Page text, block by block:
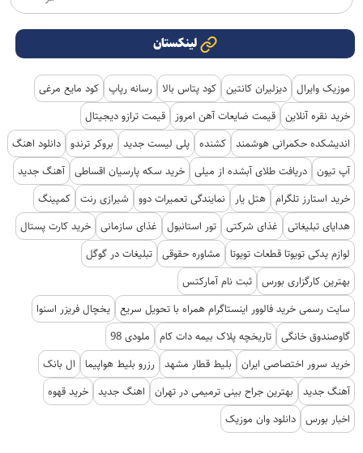
لینکستان
موزیک وایرال دیزلیران کانتین کود پتاس بالا رسانه رپاپ کود مایع مرغی
خرید نقره آنلاین قیمت ضایعات آهن امروز
قیمت ترازو دیجیتال
اندیشکده حکمرانی هوشمند کشنده پلی لیست جدید بروکر ترندو دانلود اهنگ
آپ تیون دریافت طلای آبشده از میلی خرید سکه پارسیان اقساطی آهنگ جدید
خرید استارز تلگرام هتل یار نمایندگی تعمیرات دوو شیرازی رنت کمپینگ
هدایای تبلیغاتی
غذای شرکتی تور استانبول غذای سازمانی خرید کارت پستال
لوازم یدکی تویوتا قطعات تویوتا
مشاوره حقوقی تبلیغات در گوگل
بهترین کارگزاری بورس ثبت نام آمارکتس
سایت رسمی خرید فالوور اینستاگرام همراه با تحویل سریع یخچال فریزر اسنوا
گاوصندوق خانگی تاریخچه پلاک بیمه دات کام
ملودی 98
خرید سرور اختصاصی ایران
بلیط قطار مشهد رزرو بلیط هواپیما
ال بانک
آهنگ جدید
بهترین جراح بینی ترمیمی در تهران اهنگ جدید خرید قهوه
اخبار بورس دانلود وان موزیک